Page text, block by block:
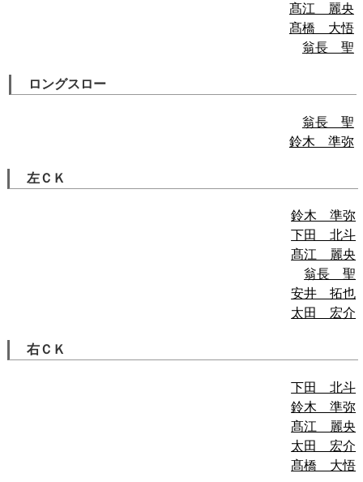
髙江 麗央
髙橋 大悟
翁長 聖
ロングスロー
翁長 聖
鈴木 準弥
左ＣＫ
鈴木 準弥
下田 北斗
髙江 麗央
翁長 聖
安井 拓也
太田 宏介
右ＣＫ
下田 北斗
鈴木 準弥
髙江 麗央
太田 宏介
髙橋 大悟